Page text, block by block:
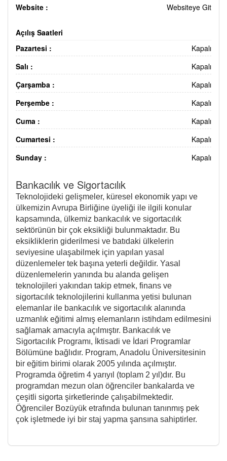
Website :
Websiteye Git
Açılış Saatleri
Pazartesi :
Kapalı
Salı :
Kapalı
Çarşamba :
Kapalı
Perşembe :
Kapalı
Cuma :
Kapalı
Cumartesi :
Kapalı
Sunday :
Kapalı
Bankacılık ve Sigortacılık
Teknolojideki gelişmeler, küresel ekonomik yapı ve
ülkemizin Avrupa Birliğine üyeliği ile ilgili konular
kapsamında, ülkemiz bankacılık ve sigortacılık
sektörünün bir çok eksikliği bulunmaktadır. Bu
eksikliklerin giderilmesi ve batıdaki ülkelerin
seviyesine ulaşabilmek için yapılan yasal
düzenlemeler tek başına yeterli değildir. Yasal
düzenlemelerin yanında bu alanda gelişen
teknolojileri yakından takip etmek, finans ve
sigortacılık teknolojilerini kullanma yetisi bulunan
elemanlar ile bankacılık ve sigortacılık alanında
uzmanlık eğitimi almış elemanların istihdam edilmesini
sağlamak amacıyla açılmıştır. Bankacılık ve
Sigortacılık Programı, İktisadi ve İdari Programlar
Bölümüne bağlıdır. Program, Anadolu Üniversitesinin
bir eğitim birimi olarak 2005 yılında açılmıştır.
Programda öğretim 4 yarıyıl (toplam 2 yıl)dır. Bu
programdan mezun olan öğrenciler bankalarda ve
çeşitli sigorta şirketlerinde çalışabilmektedir.
Öğrenciler Bozüyük etrafında bulunan tanınmış pek
çok işletmede iyi bir staj yapma şansına sahiptirler.